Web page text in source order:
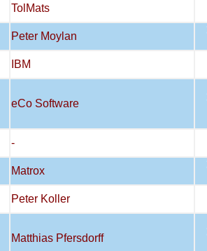
TolMats
Peter Moylan
IBM
eCo Software
-
Matrox
Peter Koller
Matthias Pfersdorff